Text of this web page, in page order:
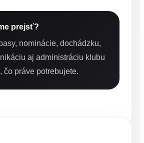
prejsť?
nominácie, dochádzku,
aj administráciu klubu
čo práve potrebujete.